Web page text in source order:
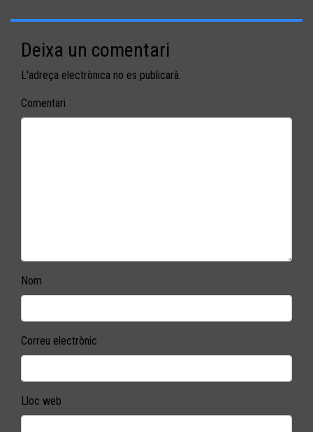
Deixa un comentari
L'adreça electrònica no es publicarà.
Comentari
Nom
Correu electrònic
Lloc web